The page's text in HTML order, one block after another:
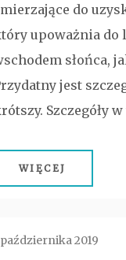
do
upoważnia do
słońca,
jest
Szczegóły
WIĘCEJ
2019